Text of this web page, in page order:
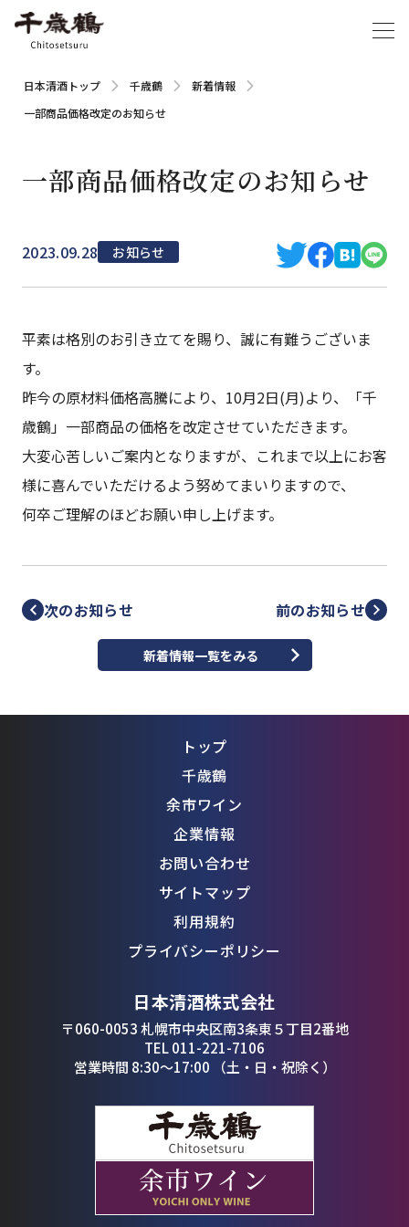
日本清酒トップ 千歳鶴
新着情報
一部商品価格改定のお知らせ
一部商品価格改定のお知らせ
2023.09.28 お知らせ
平素は格別のお引き立てを賜り、誠に有難うございま
す。
昨今の原材料価格高騰により、10月2日(月)より、「千
歳鶴」一部商品の価格を改定させていただきます。
大変心苦しいご案内となりますが、これまで以上にお客
様に喜んでいただけるよう努めてまいりますので、
何卒ご理解のほどお願い申し上げます。
次のお知らせ 前のお知らせ
新着情報一覧をみる
トップ
千歳鶴
余市ワイン
企業情報
お問い合わせ
サイトマップ
利用規約
プライバシーポリシー
日本清酒株式会社
〒060-0053 札幌市中央区南3条東５丁目2番地
TEL 011-221-7106
営業時間 8:30〜17:00 （土・日・祝除く）